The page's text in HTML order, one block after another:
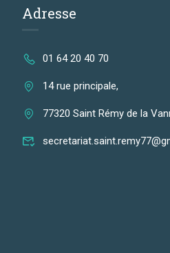
Adresse
01 64 20 40 70
14 rue principale,
77320 Saint Rémy de la